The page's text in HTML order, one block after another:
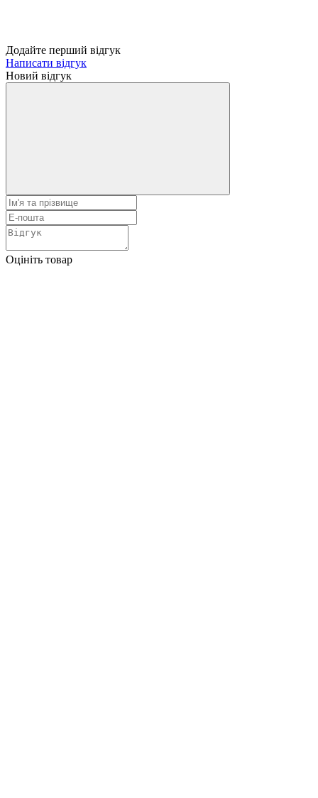
Додайте перший відгук
Написати відгук
Новий відгук
Оцініть товар